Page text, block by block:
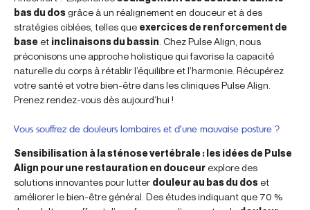
bas du dos grâce à un réalignement en douceur et à des
stratégies ciblées, telles que exercices de renforcement de
baseet inclinaisons du bassin . Chez Pulse Align, nous
préconisons une approche holistique qui favorise la capacité
naturelle du corps à rétablir l’équilibre et l’harmonie. Récupérez
votre santé et votre bien-être dans les cliniques Pulse Align.
Prenez rendez-vous dès aujourd’hui !
Vous souffrez de douleurs lombaires et d’une mauvaise posture ?
Sensibilisation à la sténose vertébrale : les idées de Pulse
Align pour une restauration en douceurexplore des
solutions innovantes pour lutter douleur au bas du doset
améliorer le bien-être général. Des études indiquant que 70 %